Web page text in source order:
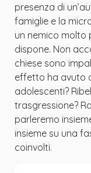
presenza di
famiglie e la
un nemico molto
dispone. Non
chiese sono
effetto ha avuto
adolescenti?
trasgressione?
parleremo
insieme su una
coinvolti.